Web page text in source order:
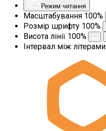
Режим читання
Масштабування 100%
Розмір шрифту 100%
Висота лінії 100%
Інтервал між літерами